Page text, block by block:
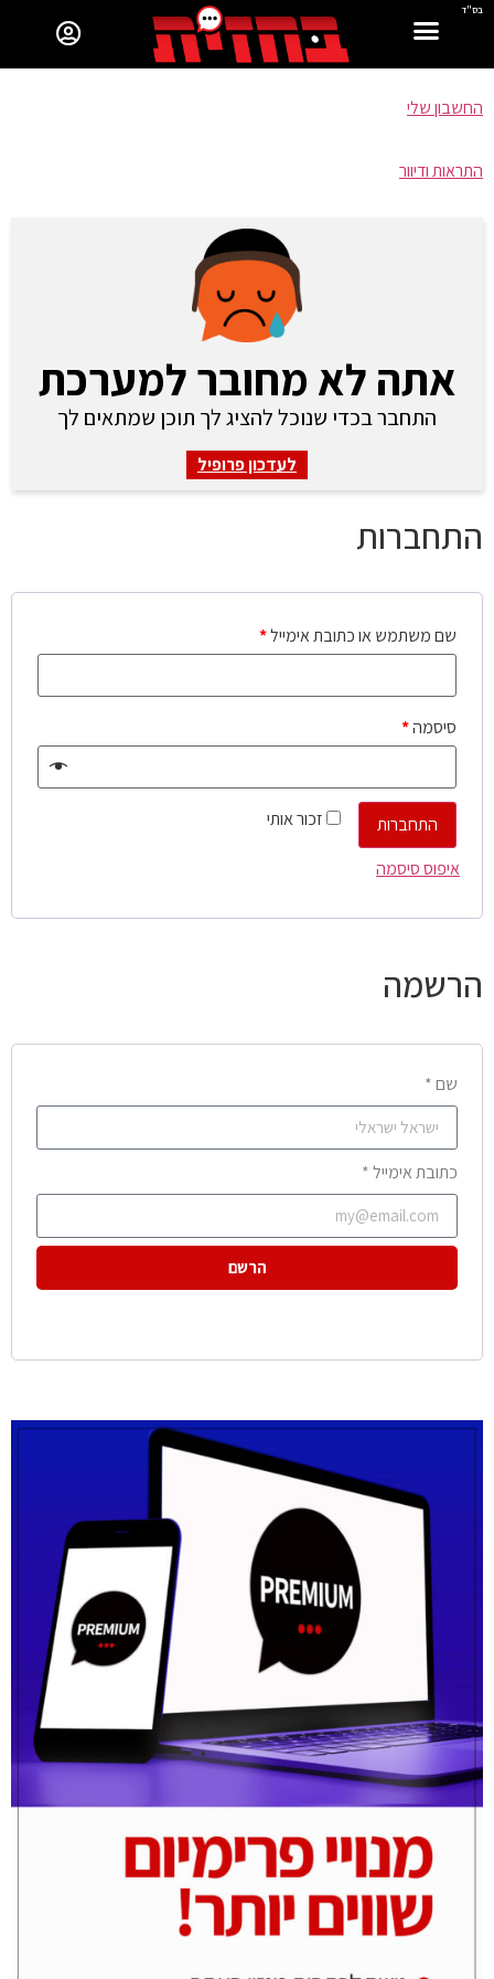
בס"ד
החשבון שלי
התראות ודיוור
אתה לא מחובר למערכת
התחבר בכדי שנוכל להציג לך תוכן שמתאים לך
לעדכון פרופיל
התחברות
שם משתמש או כתובת אימייל*
סיסמה*
זכור אותי
התחברות
איפוס סיסמה
הרשמה
שם *
כתובת אימייל *
הרשם